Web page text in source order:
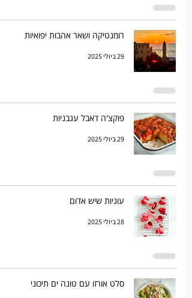
רומנטיקה ושאר אהבות יפואיות
29 ביולי 2025
פוקצ'ה דאבל עגבניות
29 ביולי 2025
עוגיות שיש אדום
28 ביולי 2025
סלט אורזו עם טונה ים תיכוני